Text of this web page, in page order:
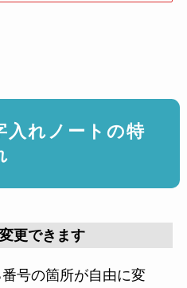
入れノートの特
更できます
号の箇所が自由に変